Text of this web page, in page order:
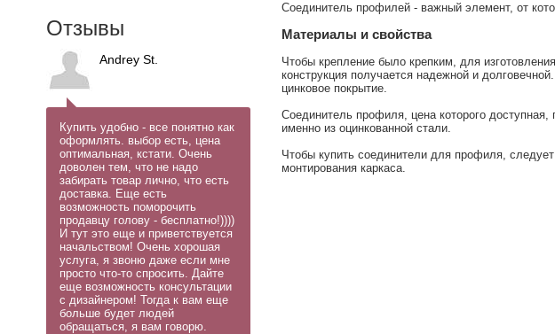
Отзывы
Andrey St.
Купить удобно - все понятно как
оформлять. выбор есть, цена
оптимальная, кстати. Очень
доволен тем, что не надо
забирать товар лично, что есть
доставка. Еще есть
возможность поморочить
продавцу голову - бесплатно!))))
И тут это еще и приветствуется
начальством! Очень хорошая
услуга, я звоню даже если мне
просто что-то спросить. Дайте
еще возможность консультации
с дизайнером! Тогда к вам еще
больше будет людей
обращаться, я вам говорю.
Соединитель профилей - важный элемент, от
Материалы и свойства
Чтобы крепление было крепким, для
конструкция получается надежной и
цинковое покрытие.
Соединитель профиля, цена которого
именно из оцинкованной стали.
Чтобы купить соединители для профиля,
монтирования каркаса.